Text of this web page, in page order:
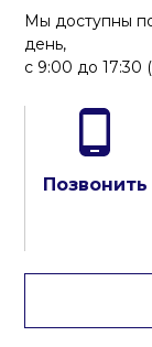
Мы доступны
день,
с 9:00 до 17:30
Позвонить